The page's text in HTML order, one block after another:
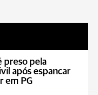
preso pela
após espancar
em PG